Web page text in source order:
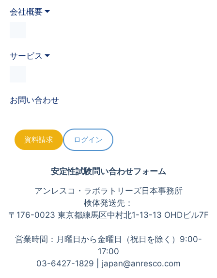
会社概要
サービス
お問い合わせ
資料請求 ログイン
安定性試験問い合わせフォーム
アンレスコ・ラボラトリーズ日本事務所
検体発送先：
〒176-0023 東京都練馬区中村北1-13-13 OHDビル7F
営業時間：月曜日から金曜日（祝日を除く）9:00-
17:00
03-6427-1829 | japan@anresco.com